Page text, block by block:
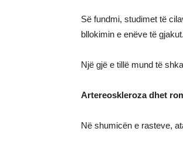
Së fundmi, studimet të
bllokimin e enëve të gjakut.
Një gjë e tillë mund të
Artereoskleroza dhet
Në shumicën e rasteve,